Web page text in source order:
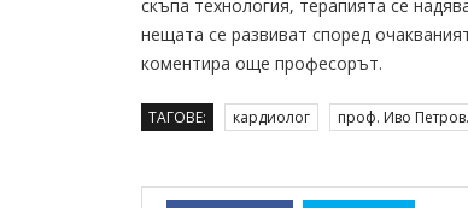
скъпа технология, терапията се
нещата се развиват според
коментира още професорът.
ТАГОВЕ: кардиолог проф. Иво